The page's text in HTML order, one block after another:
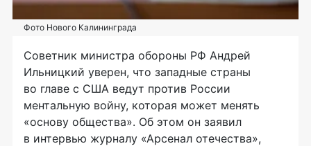
Фото Нового Калининграда
Советник министра обороны РФ Андрей
Ильницкий уверен, что западные страны
во главе с США ведут против России
ментальную войну, которая может менять
«основу общества». Об этом он заявил
в интервью журналу «Арсенал отечества»,